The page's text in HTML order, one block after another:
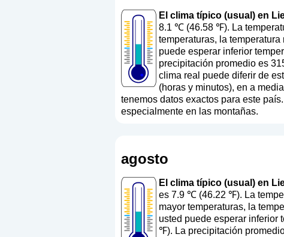
El clima típico (usual) en
8.1 ℃ (46.58 ℉). La
temperaturas, la
puede esperar inferior
precipitación promedio es
clima real puede diferir de
(horas y minutos), en a
tenemos datos exactos para este
especialmente en las montañas.
agosto
El clima típico (usual) en
es 7.9 ℃ (46.22 ℉). La
mayor temperaturas, la
usted puede esperar inferior
℉). La precipitación